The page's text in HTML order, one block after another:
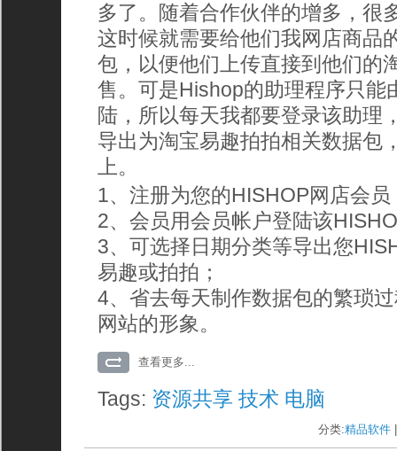
多了。随着合作伙伴的增多，很
这时候就需要给他们我网店商品
包，以便他们上传直接到他们的
售。可是Hishop的助理程序只能
陆，所以每天我都要登录该助理
导出为淘宝易趣拍拍相关数据包
上。
1、注册为您的HISHOP网店会员
2、会员用会员帐户登陆该
3、可选择日期分类等导出您
易趣或拍拍；
4、省去每天制作数据包的繁琐
网站的形象。
查看更多...
Tags: 资源共享 技术 电脑
分类:精品软件